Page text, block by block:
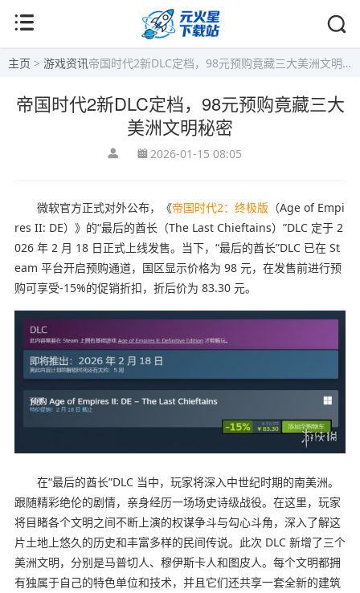
主页 > 游戏资讯帝国时代2新DLC定档，98元预购竟藏三大美洲文明秘密
帝国时代2新DLC定档，98元预购竟藏三大
美洲文明秘密
2026-01-15 08:05
微软官方正式对外公布，《帝国时代2：终极版 （Age of Empi
res II: DE）》的“最后的酋长（The Last Chieftains）”DLC 定于 2
026 年 2 月 18 日正式上线发售。当下，“最后的酋长”DLC 已在 St
eam 平台开启预购通道，国区显示价格为 98 元，在发售前进行预
购可享受-15%的促销折扣，折后价为 83.30 元。
在“最后的酋长”DLC 当中，玩家将深入中世纪时期的南美洲。
跟随精彩绝伦的剧情，亲身经历一场场史诗级战役。在这里，玩家
将目睹各个文明之间不断上演的权谋争斗与勾心斗角，深入了解这
片土地上悠久的历史和丰富多样的民间传说。此次 DLC 新增了三个
美洲文明，分别是马普切人、穆伊斯卡人和图皮人。每个文明都拥
有独属于自己的特色单位和技术，并且它们还共享一套全新的建筑